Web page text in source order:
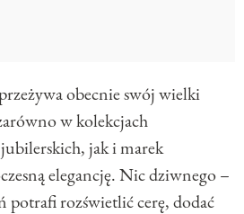
obecnie swój wielki
w kolekcjach
jak i marek
elegancję. Nic dziwnego –
potrafi rozświetlić cerę, dodać